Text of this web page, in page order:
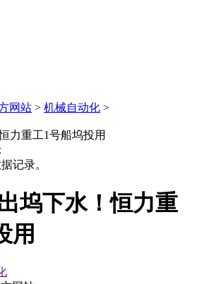
网站 > 机械自动化 >
力重工1号船坞投用
记录。
坞下水！恒力重
用